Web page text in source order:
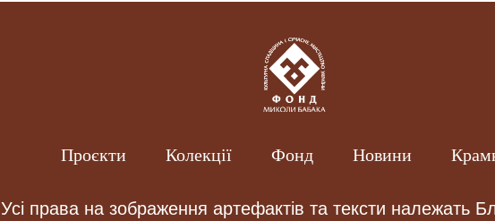
Проєкти Колекції Фонд Новини
Усі права на зображення артефактів та тексти належать